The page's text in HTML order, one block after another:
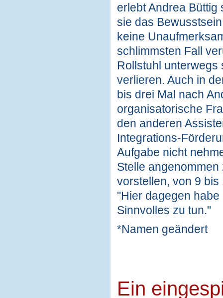
erlebt Andrea
sie das
keine
schlimmsten Fall
Rollstuhl unterwegs
verlieren. Auch in
bis drei Mal nach
organisatorische
den anderen
Integrations-
Aufgabe nicht
Stelle
vorstellen, von 9
"Hier dagegen
Sinnvolles zu tun."
*Namen geändert
Ein